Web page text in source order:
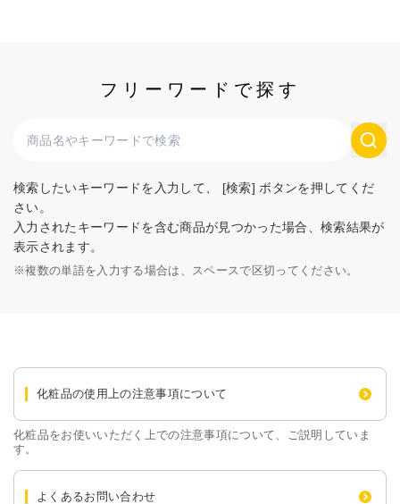
フリーワードで探す
検索したいキーワードを入力して、 [検索] ボタンを押してくだ
さい。
入力されたキーワードを含む商品が見つかった場合、検索結果が
表示されます。
※複数の単語を入力する場合は、スペースで区切ってください。
化粧品の使用上の注意事項について
化粧品をお使いいただく上での注意事項について、ご説明していま
す。
よくあるお問い合わせ